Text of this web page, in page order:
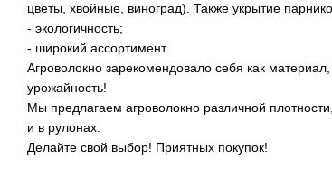
цветы, хвойные, виноград). Также укрытие
- экологичность;
- широкий ассортимент.
Агроволокно зарекомендовало себя как
урожайность!
Мы предлагаем агроволокно различной
и в рулонах.
Делайте свой выбор! Приятных покупок!